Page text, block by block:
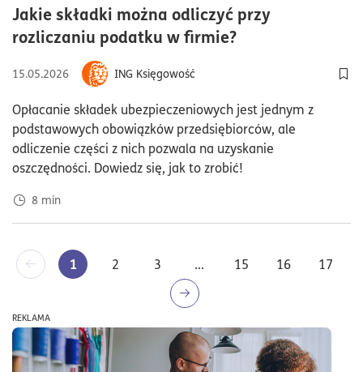
Jakie składki można odliczyć przy
rozliczaniu podatku w firmie?czas
15.05.2026
ING Księgowość
Opłacanie składek ubezpieczeniowych jest jednym z
podstawowych obowiązków przedsiębiorców, ale
odliczenie części z nich pozwala na uzyskanie
oszczędności. Dowiedz się, jak to zrobić!
8 min
1 2 3 ... 15 16 17
REKLAMA